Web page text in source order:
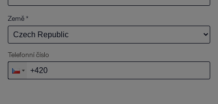
Země *
Telefonní číslo